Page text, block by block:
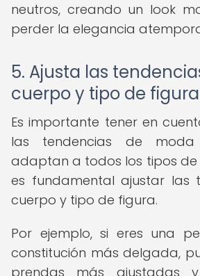
neutros, creando un look
perder la elegancia
5. Ajusta las
cuerpo y tipo de figura
Es importante tener en
las tendencias de moda
adaptan a todos los tipos de
es fundamental ajustar las
cuerpo y tipo de figura.
Por ejemplo, si eres una
constitución más delgada,
prendas más ajustadas